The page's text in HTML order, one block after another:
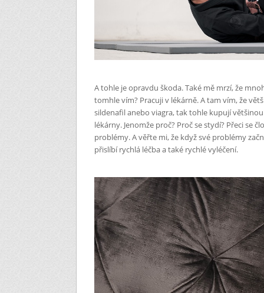
A tohle je opravdu škoda. Také mě mrzí, že
tomhle vím? Pracuji v lékárně. A tam vím, že
sildenafil anebo viagra, tak tohle kupují
lékárny. Jenomže proč? Proč se stydí? Přeci se
problémy. A věřte mi, že když své problémy
přislíbí rychlá léčba a také rychlé vyléčení.